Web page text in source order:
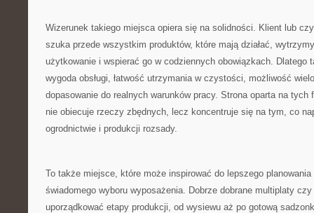
Wizerunek takiego miejsca opiera się na solidności. Klient lub
szuka przede wszystkim produktów, które mają działać,
użytkowanie i wspierać go w codziennych obowiązkach. Dlatego
wygoda obsługi, łatwość utrzymania w czystości, możliwość
dopasowanie do realnych warunków pracy. Strona oparta na tych
nie obiecuje rzeczy zbędnych, lecz koncentruje się na tym, co
ogrodnictwie i produkcji rozsady.
To także miejsce, które może inspirować do lepszego
świadomego wyboru wyposażenia. Dobrze dobrane multiplaty
uporządkować etapy produkcji, od wysiewu aż po gotową